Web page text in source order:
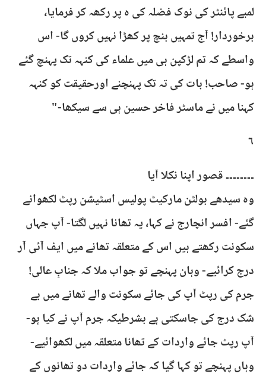
لمبے پائنٹر کی نوک فضلہ کی ہ پر رکھہ کر فرمایا،
برخوردار! آج تمہیں بنچ پر کھڑا نہیں کروں گا- اس
واسطے کہ تم لڑکپن ہی میں علماء کی کنہہ تک پہنچ گئے
ہو- صاحب! بات کی تہ تک پہنچنے اورحقیقت کو کنہہ
کہنا میں نے ماسٹر فاخر حسین ہی سے سیکھا-"
٦
۔۔۔۔۔۔۔۔ قصور اپنا نکلا آیا
وہ سیدھے بولٹن مارکیٹ پولیس اسٹیشن رپٹ لکھوانے
گئے- افسر انچارج نے کہا، یہ تھانا نہیں لگتا- آپ جہاں
سکونت رکھتے ہیں اس کے متعلقہ تھانے میں ایف آئی آر
درج کرائیے- وہان پہنچے تو جواب ملا کہ جنابِ عالی!
جرم کی رپٹ آپ کی جائے سکونت والے تھانے میں بے
شک درج کی جاسکتی ہے بشرطیکہ جرم آپ نے کیا ہو-
آپ رپٹ جائے واردات کے تھانا متعلقہ میں لکھوائیے-
وہاں پہنچے تو کہا گیا کہ جائے واردات دو تھانوں کے